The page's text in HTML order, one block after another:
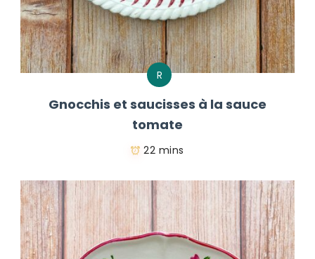
R
Gnocchis et saucisses à la sauce
tomate
22 mins